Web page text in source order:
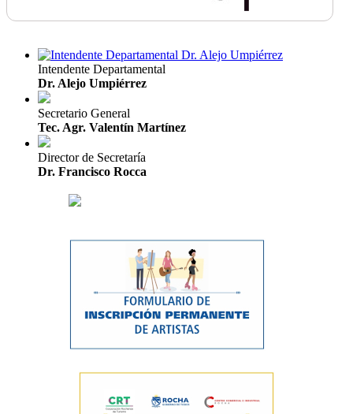
Intendente Departamental
Dr. Alejo Umpiérrez
Secretario General
Tec. Agr. Valentín Martínez
Director de Secretaría
Dr. Francisco Rocca